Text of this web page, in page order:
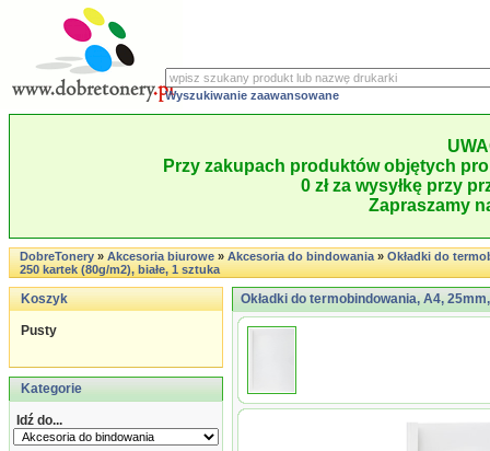
Wyszukiwanie zaawansowane
Przy zakupach produktów objętych
0 zł za wysyłkę przy
Zapraszamy
DobreTonery»Akcesoria biurowe»Akcesoria do bindowania»Okładki do
250 kartek (80g/m2), białe, 1 sztuka
Koszyk
Pusty
Kategorie
Idź do...
Okładki do termobindowania, A4,